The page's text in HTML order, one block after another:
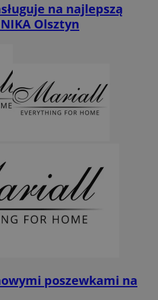
na najlepszą
Olsztyn
poszewkami na